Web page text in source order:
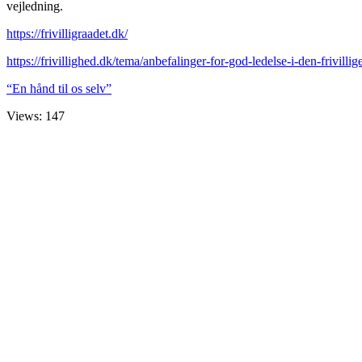
vejledning.
https://frivilligraadet.dk/
https://frivillighed.dk/tema/anbefalinger-for-god-ledelse-i-den-
“En hånd til os selv”
Views: 147